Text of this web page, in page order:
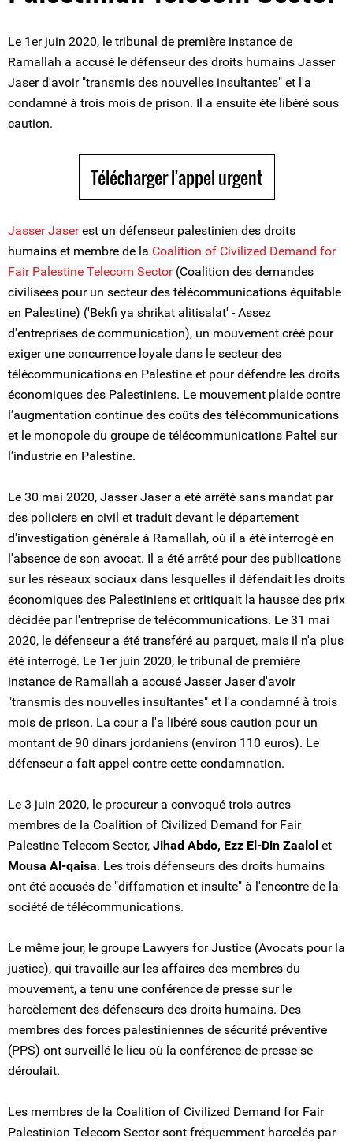
Le 1er juin 2020, le tribunal de première instance de
Ramallah a accusé le défenseur des droits humains Jasser
Jaser d'avoir "transmis des nouvelles insultantes" et l'a
condamné à trois mois de prison. Il a ensuite été libéré sous
caution.
Télécharger l'appel urgent
Jasser Jaserest un défenseur palestinien des droits
humains et membre de la Coalition of Civilized Demand for
Fair Palestine Telecom Sector(Coalition des demandes
civilisées pour un secteur des télécommunications équitable
en Palestine) ('Bekfi ya shrikat alitisalat' - Assez
d'entreprises de communication), un mouvement créé pour
exiger une concurrence loyale dans le secteur des
télécommunications en Palestine et pour défendre les droits
économiques des Palestiniens. Le mouvement plaide contre
l’augmentation continue des coûts des télécommunications
et le monopole du groupe de télécommunications Paltel sur
l’industrie en Palestine.
Le 30 mai 2020, Jasser Jaser a été arrêté sans mandat par
des policiers en civil et traduit devant le département
d'investigation générale à Ramallah, où il a été interrogé en
l'absence de son avocat. Il a été arrêté pour des publications
sur les réseaux sociaux dans lesquelles il défendait les droits
économiques des Palestiniens et critiquait la hausse des prix
décidée par l'entreprise de télécommunications. Le 31 mai
2020, le défenseur a été transféré au parquet, mais il n'a plus
été interrogé. Le 1er juin 2020, le tribunal de première
instance de Ramallah a accusé Jasser Jaser d'avoir
"transmis des nouvelles insultantes" et l'a condamné à trois
mois de prison. La cour a l'a libéré sous caution pour un
montant de 90 dinars jordaniens (environ 110 euros). Le
défenseur a fait appel contre cette condamnation.
Le 3 juin 2020, le procureur a convoqué trois autres
membres de la Coalition of Civilized Demand for Fair
Palestine Telecom Sector, Jihad Abdo, Ezz El-Din Zaalol et
Mousa Al-qaisa. Les trois défenseurs des droits humains
ont été accusés de "diffamation et insulte" à l'encontre de la
société de télécommunications.
Le même jour, le groupe Lawyers for Justice (Avocats pour la
justice), qui travaille sur les affaires des membres du
mouvement, a tenu une conférence de presse sur le
harcèlement des défenseurs des droits humains. Des
membres des forces palestiniennes de sécurité préventive
(PPS) ont surveillé le lieu où la conférence de presse se
déroulait.
Les membres de la Coalition of Civilized Demand for Fair
Palestinian Telecom Sector sont fréquemment harcelés par